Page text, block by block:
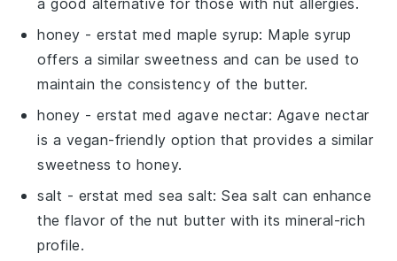
honey - erstat med maple syrup: Maple syrup
offers a similar sweetness and can be used to
maintain the consistency of the butter.
honey - erstat med agave nectar: Agave nectar
is a vegan-friendly option that provides a similar
sweetness to honey.
salt - erstat medsea salt: Sea salt can enhance
the flavor of the nut butter with its mineral-rich
profile.